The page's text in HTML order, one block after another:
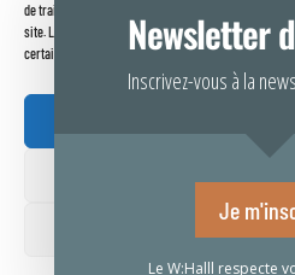
de traiter des données telles que le comportement
site. Le fait de ne pas consentir ou de retirer son
certaines caractéristiques et fonctions.
Rapport de
Newsletter
Inscrivez-vous à la
Je
Le W:Halll respecte